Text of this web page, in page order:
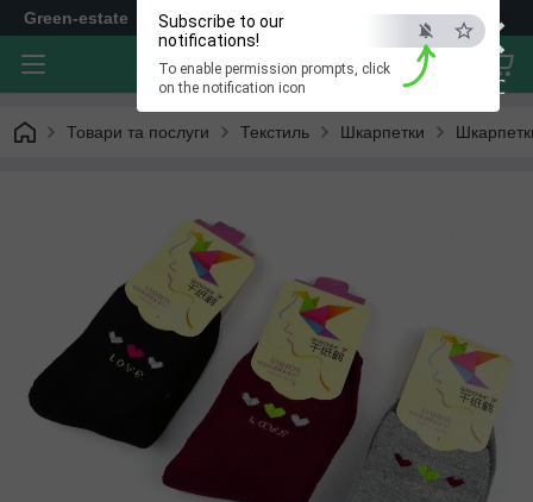
×
ESC
Subscribe to our
notifications!
To enable permission prompts, click
on the notification icon
Green-estate
Товари та послуги Текстиль Шкарпетки